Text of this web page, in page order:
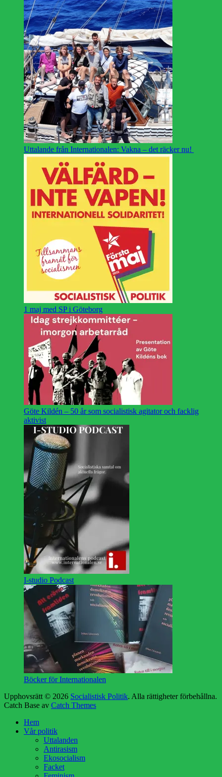
Uttalande från Internationalen: Vakna – det räcker nu!
1 maj med SP i Göteborg
Göte Kildén – 50 år som socialistisk agitator och facklig
aktivist
I-studio Podcast
Böcker för Internationalen
Upphovsrätt © 2026 Socialistisk Politik. Alla rättigheter förbehållna.
Catch Base av Catch Themes
Hem
Vår politik
Uttalanden
Antirasism
Ekosocialism
Facket